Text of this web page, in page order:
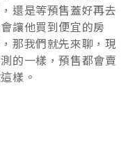
還是等預售蓋好再去
讓他買到便宜的房
那我們就先來聊，現
的一樣，預售都會賣
樣。